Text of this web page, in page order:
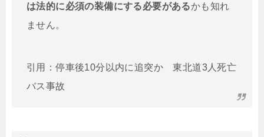
は法的に必須の装備にする必要があるかも知れ
ません。
引用：停車後10分以内に追突か 東北道3人死亡
バス事故